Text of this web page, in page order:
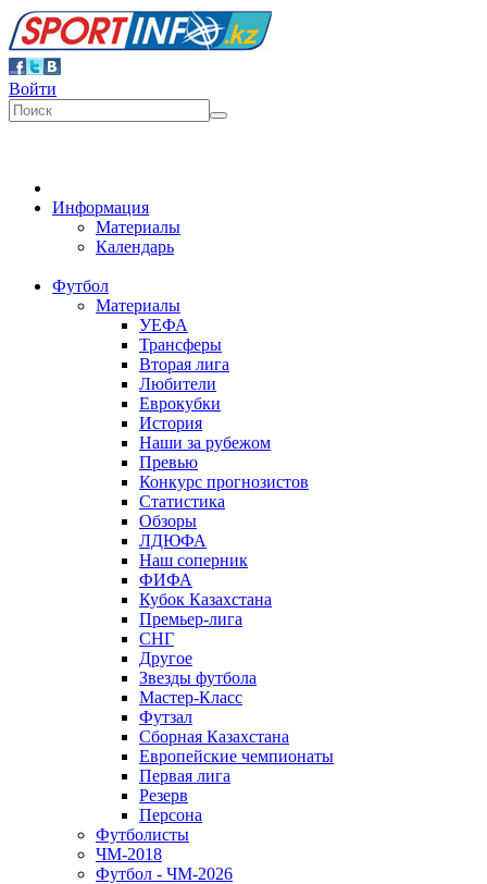
Войти
Информация
Материалы
Календарь
Футбол
Материалы
УЕФА
Трансферы
Вторая лига
Любители
Еврокубки
История
Наши за рубежом
Превью
Конкурс прогнозистов
Статистика
Обзоры
ЛДЮФА
Наш соперник
ФИФА
Кубок Казахстана
Премьер-лига
СНГ
Другое
Звезды футбола
Мастер-Класс
Футзал
Сборная Казахстана
Европейские чемпионаты
Первая лига
Резерв
Персона
Футболисты
ЧМ-2018
Футбол - ЧМ-2026